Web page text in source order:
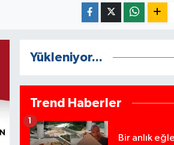
Yükleniyor...
Trend Haberler
Bir anlık
1